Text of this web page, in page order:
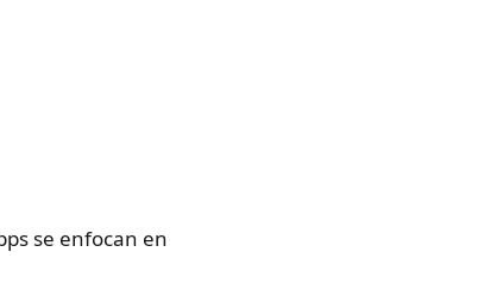
se enfocan en